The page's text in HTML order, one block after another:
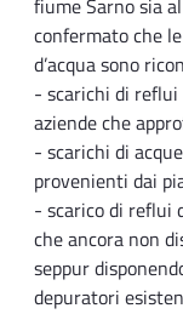
fiume Sarno sia
confermato che
d’acqua sono
- scarichi di
aziende che
- scarichi di
provenienti dai
- scarico di reflui
che ancora non
seppur
depuratori